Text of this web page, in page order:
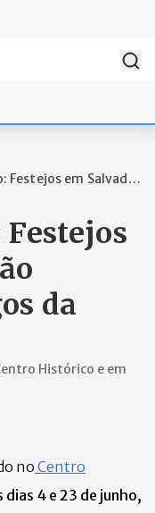
Festejos em Salvador
Festejos
da
Histórico e em
noCentro
dias 4 e 23 de junho,